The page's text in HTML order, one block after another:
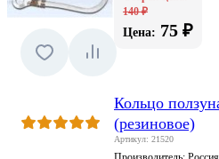
140 ₽
Цена: 75 ₽
Кольцо
(резиновое)
Артикул: 21520